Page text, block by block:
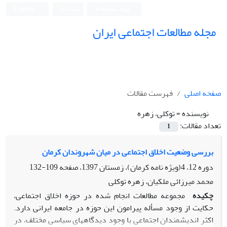
مجله مطالعات اجتماعی ایران
صفحه اصلی
فهرست مقالات
نویسنده =توکلی، زهره
تعداد مقالات:
1
بررسی وضعیت اخلاق اجتماعی در میان شهروندان کرمان
دوره 12، 4(ویژه نامه کرمان)، زمستان 1397، صفحه
109-132
محمد میرزائی ملکیان، زهره توکلی
چکیده مجموعه مطالعات انجام شده در حوزه اخلاق اجتماعی،
حکایت از وجود مسأله پیرامون این حوزه در جامعه ایرانی دارد.
اکثر اندیشمندان اجتماعی با وجود دیدگاه­های سیاسی مختلف، در